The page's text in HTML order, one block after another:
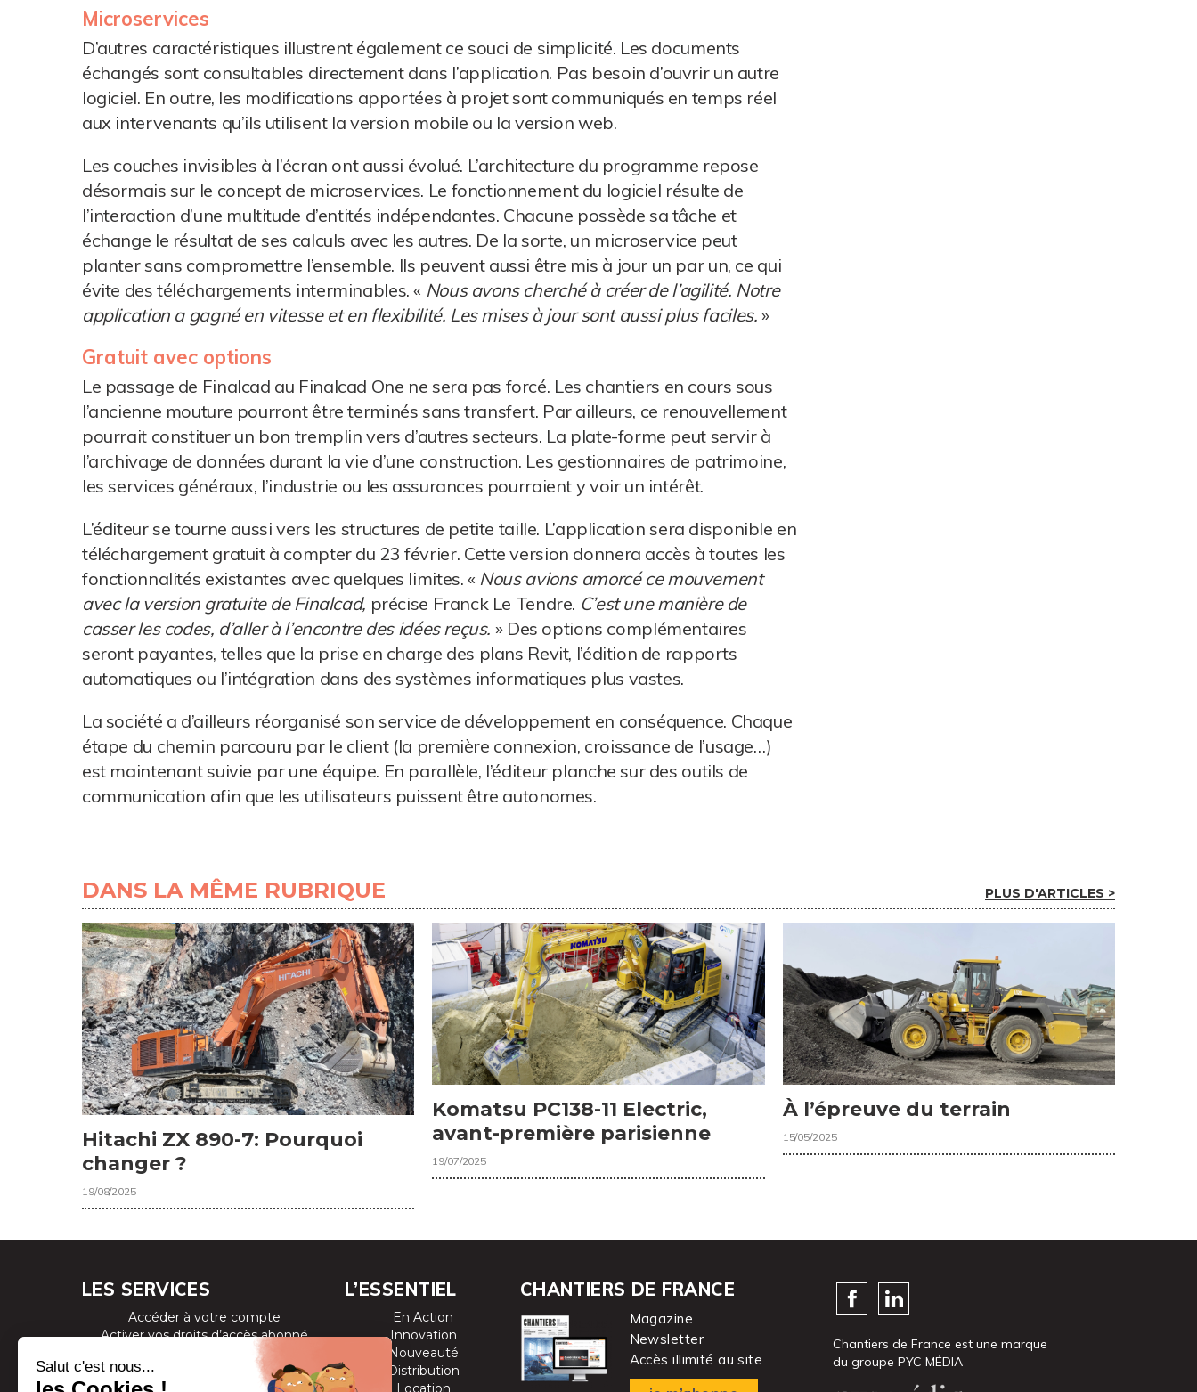
Microservices
D’autres caractéristiques illustrent également ce souci de simplicité. Les documents
échangés sont consultables directement dans l’application. Pas besoin d’ouvrir un autre
logiciel. En outre, les modifications apportées à projet sont communiqués en temps réel
aux intervenants qu’ils utilisent la version mobile ou la version web.
Les couches invisibles à l’écran ont aussi évolué. L’architecture du programme repose
désormais sur le concept de microservices. Le fonctionnement du logiciel résulte de
l’interaction d’une multitude d’entités indépendantes. Chacune possède sa tâche et
échange le résultat de ses calculs avec les autres. De la sorte, un microservice peut
planter sans compromettre l’ensemble. Ils peuvent aussi être mis à jour un par un, ce qui
évite des téléchargements interminables. « Nous avons cherché à créer de l’agilité. Notre
application a gagné en vitesse et en flexibilité. Les mises à jour sont aussi plus faciles. »
Gratuit avec options
Le passage de Finalcad au Finalcad One ne sera pas forcé. Les chantiers en cours sous
l’ancienne mouture pourront être terminés sans transfert. Par ailleurs, ce renouvellement
pourrait constituer un bon tremplin vers d’autres secteurs. La plate-forme peut servir à
l’archivage de données durant la vie d’une construction. Les gestionnaires de patrimoine,
les services généraux, l’industrie ou les assurances pourraient y voir un intérêt.
L’éditeur se tourne aussi vers les structures de petite taille. L’application sera disponible en
téléchargement gratuit à compter du 23 février. Cette version donnera accès à toutes les
fonctionnalités existantes avec quelques limites. « Nous avions amorcé ce mouvement
avec la version gratuite de Finalcad, précise Franck Le Tendre. C’est une manière de
casser les codes, d’aller à l’encontre des idées reçus. » Des options complémentaires
seront payantes, telles que la prise en charge des plans Revit, l’édition de rapports
automatiques ou l’intégration dans des systèmes informatiques plus vastes.
La société a d’ailleurs réorganisé son service de développement en conséquence. Chaque
étape du chemin parcouru par le client (la première connexion, croissance de l’usage…)
est maintenant suivie par une équipe. En parallèle, l’éditeur planche sur des outils de
communication afin que les utilisateurs puissent être autonomes.
DANS LA MÊME RUBRIQUE PLUS D'ARTICLES >
Hitachi ZX 890-7: Pourquoi
changer ?
19/08/2025
Komatsu PC138-11 Electric,
avant-première parisienne
19/07/2025
À l’épreuve du terrain
15/05/2025
LES SERVICES
Accéder à votre compte
Activer vos droits d’accès abonné
Consulter les magazines
S’inscrire aux newsletters
Devenir annonceur
L’ESSENTIEL
En Action
Innovation
Nouveauté
Distribution
Location
CHANTIERS DE FRANCE
Magazine
Newsletter
Accès illimité au site
Chantiers de France est une marque
du groupe PYC MÉDIA